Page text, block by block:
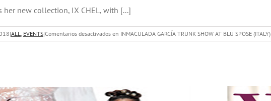
new collection, IX CHEL, with [...]
|ALL, EVENTS|Comentarios desactivados en INMACULADA GARCÍA TRUNK SHOW AT BLU SPOSE (ITALY)